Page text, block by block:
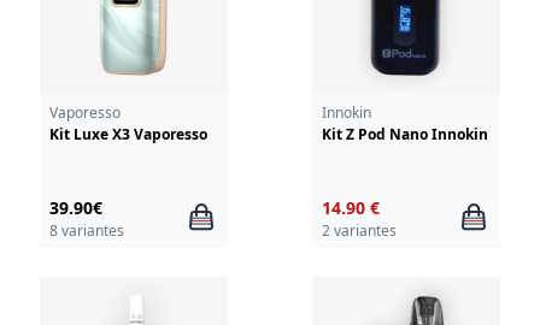
Vaporesso
Kit Luxe X3 Vaporesso
39.90€
8 variantes
Innokin
Kit Z Pod Nano Innokin
14.90 €
2 variantes